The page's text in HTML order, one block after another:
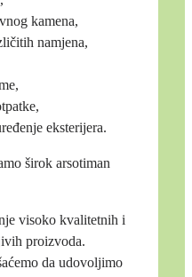
kamena,
namjena,
eksterijera.
širok arsotiman
visoko kvalitetnih i
proizvoda.
da udovoljimo